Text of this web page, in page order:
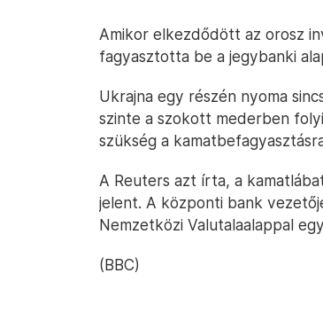
Amikor elkezdődött az orosz
fagyasztotta be a jegybanki
Ukrajna egy részén nyoma
szinte a szokott mederben
szükség a
A Reuters azt írta, a
jelent. A központi bank
Nemzetközi Valutalaalappal
(BBC)